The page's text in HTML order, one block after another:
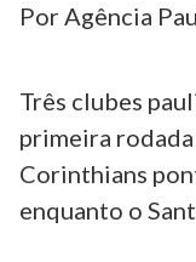
Por Agência
Três clubes
primeira
Corinthians
enquanto o